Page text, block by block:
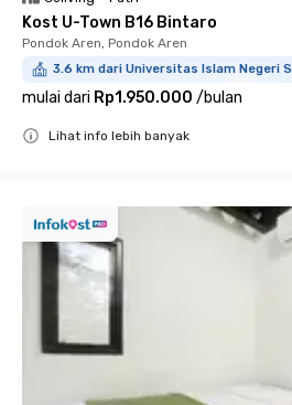
Kost U-Town B16 Bintaro
Pondok Aren, Pondok Aren
3.6 km dari Universitas Islam Negeri
mulai dari Rp1.950.000 /bulan
Lihat info lebih banyak